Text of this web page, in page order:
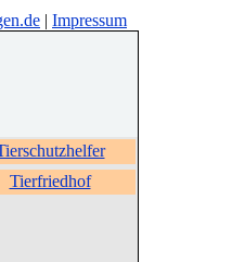
| Impressum
Tierfriedhof